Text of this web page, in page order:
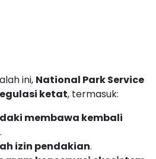
Gunung
Summits
Summits
, tujuh gunung
benua.